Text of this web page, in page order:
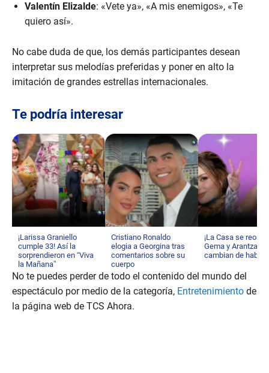
Valentín Elizalde: «Vete ya», «A mis enemigos», «Te
quiero así».
No cabe duda de que, los demás participantes desean
interpretar sus melodías preferidas y poner en alto la
imitación de grandes estrellas internacionales.
Te podría interesar
¡Larissa Graniello
cumple 33! Así la
sorprendieron en “Viva
la Mañana”
Cristiano Ronaldo
elogia a Georgina tras
comentarios sobre su
cuerpo
¡La Casa se
Gema y Arantza
cambian de
No te puedes perder de todo el contenido del mundo del
espectáculo por medio de la categoría, Entretenimiento de
la página web de TCS Ahora.